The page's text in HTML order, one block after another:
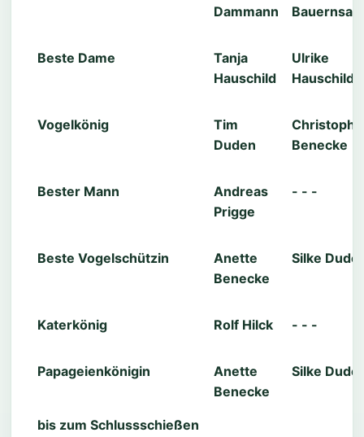
Dammann
Beste Dame
Tanja
Hauschild
Ulrike
Hauschild
Vogelkönig
Tim
Duden
Benecke
Bester Mann
Andreas
Prigge
- - -
Beste Vogelschützin
Anette
Benecke
Silke
Katerkönig Rolf Hilck - - -
Papageienkönigin
Anette
Benecke
Silke
bis zum Schlussschießen